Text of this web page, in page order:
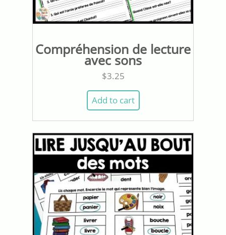
Compréhension de lecture
avec sons
$3.25
Add to cart